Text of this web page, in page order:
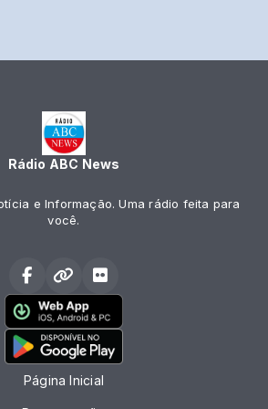
Rádio ABC News
e Informação. Uma rádio feita para
você.
Página Inicial